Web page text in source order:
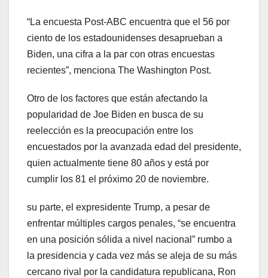
“La encuesta Post-ABC encuentra que el 56 por
ciento de los estadounidenses desaprueban a
Biden, una cifra a la par con otras encuestas
recientes”, menciona The Washington Post.
Otro de los factores que están afectando la
popularidad de Joe Biden en busca de su
reelección es la preocupación entre los
encuestados por la avanzada edad del presidente,
quien actualmente tiene 80 años y está por
cumplir los 81 el próximo 20 de noviembre.
su parte, el expresidente Trump, a pesar de
enfrentar múltiples cargos penales, “se encuentra
en una posición sólida a nivel nacional” rumbo a
la presidencia y cada vez más se aleja de su más
cercano rival por la candidatura republicana, Ron